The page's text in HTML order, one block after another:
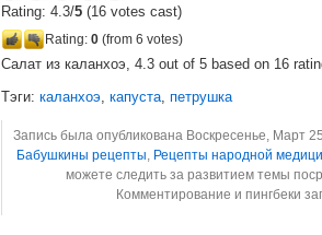
Rating: 4.3/5 (16 votes cast)
Rating: 0 (from 6 votes)
Салат из каланхоэ, 4.3 out of 5 based on 16
Тэги: каланхоэ, капуста, петрушка
Запись была опубликована Воскресенье, Март
Бабушкины рецепты, Рецепты народной
можете следить за развитием темы
Комментирование и пингбеки